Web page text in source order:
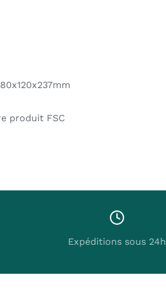
produit FSC
Expéditions sous 24h